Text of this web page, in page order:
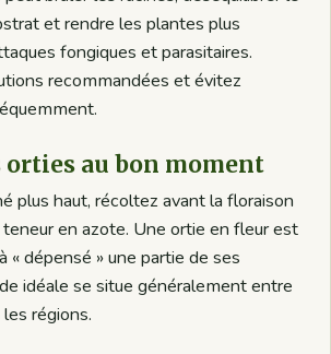
et rendre les plantes plus
fongiques et parasitaires.
recommandées et évitez
orties au bon moment
plus haut, récoltez avant la floraison
en azote. Une ortie en fleur est
« dépensé » une partie de ses
idéale se situe généralement entre
régions.